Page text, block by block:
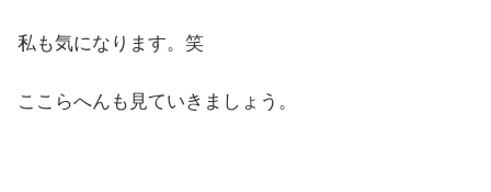
私も気になります。笑
ここらへんも見ていきましょう。